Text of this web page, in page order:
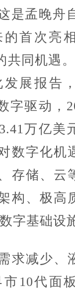
孟晚舟
首次亮
共同机遇
展报告
字驱动，
万亿美
数字化机
存储、云
构、极高
字基础设
减少、
10代面